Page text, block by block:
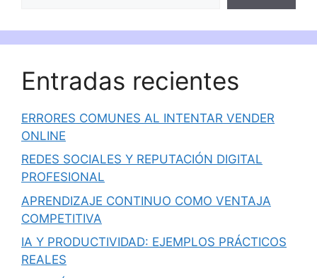
Entradas recientes
ERRORES COMUNES AL INTENTAR VENDER
ONLINE
REDES SOCIALES Y REPUTACIÓN DIGITAL
PROFESIONAL
APRENDIZAJE CONTINUO COMO VENTAJA
COMPETITIVA
IA Y PRODUCTIVIDAD: EJEMPLOS PRÁCTICOS
REALES